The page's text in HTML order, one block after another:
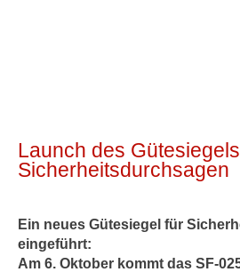
Launch des
Sicherheitsdurchsagen
Ein neues Gütesiegel für
eingeführt:
Am 6. Oktober kommt das SF-